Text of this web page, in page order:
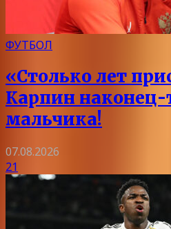
ФУТБОЛ
«Столько лет
Карпин наконец-
мальчика!
07.08.2026
21